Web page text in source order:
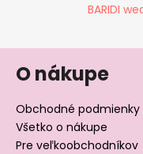
BARIDI
O nákupe
Obchodné podmienky
Všetko o nákupe
Pre veľkoobchodníkov